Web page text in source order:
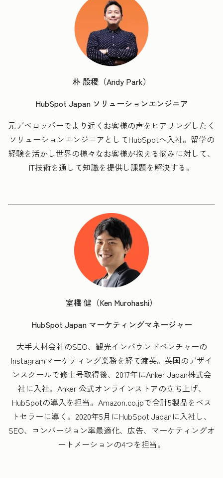
朴 殷稷（Andy Park）
HubSpot Japan ソリューションエンジニア
元デベロッパーでより近くお客様の声をヒアリングしたく
ソリューションエンジニアとしてHubSpotへ入社。留学の
経験を活かし世界の様々なお客様が抱える悩みに対して、
IT技術を通して知識を提供し課題を解決する。
室橋 健（Ken Murohashi）
HubSpot Japan マーケティングマネージャー
大手人材会社のSEO、観光インバウンドベンチャーの
Instagramマーケティング業務を経て渡英。英国のデザイ
ンスクールで修士号取得後、2017年にAnker Japan株式会
社に入社。Anker 公式オンラインストアの立ち上げ、
HubSpotの導入を担当。Amazon.co.jpで合計5製品をベス
トセラーに導く。2020年5月にHubSpot Japanに入社し、
SEO、コンバージョン率最適化、広告、マーケティングオ
ートメーションの4つを担当。